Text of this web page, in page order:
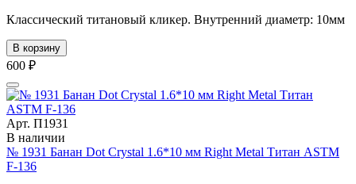
Классический титановый кликер. Внутренний диаметр: 10мм
В корзину
600 ₽
Арт. П1931
В наличии
№ 1931 Банан Dot Crystal 1.6*10 мм Right Metal Титан ASTM
F-136